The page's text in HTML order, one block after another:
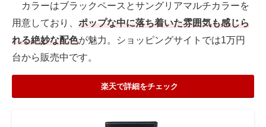
カラーはブラックペースとサングリアマルチカラーを
用意しており、 ポップな中に落ち着いた雰囲気も感じら
れる絶妙な配色が魅力。ショッピングサイトでは1万円
台から販売中です。
楽天で詳細をチェック